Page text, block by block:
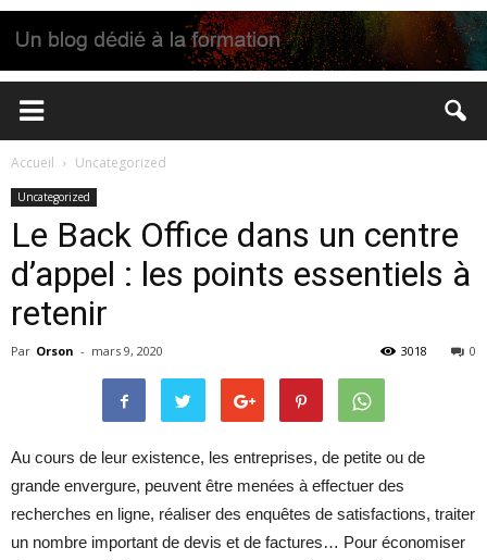
Accueil Uncategorized
Uncategorized
Le Back Office dans un centre
d’appel : les points essentiels à
retenir
Par Orson - mars 9, 2020 0
3018
Au cours de leur existence, les entreprises, de petite ou de
grande envergure, peuvent être menées à effectuer des
recherches en ligne, réaliser des enquêtes de satisfactions, traiter
un nombre important de devis et de factures… Pour économiser